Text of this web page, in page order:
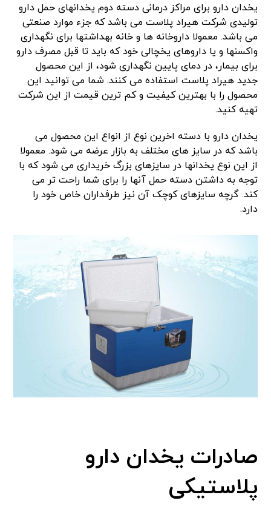
یخدان دارو برای مراکز درمانی دسته دوم یخدانهای حمل دارو
تولیدی شرکت هیراد پلاست می باشد که جزء موارد صنعتی
می باشد. معمولا داروخانه ها و خانه بهداشتها برای نگهداری
واکسنها و یا داروهای یخچالی خود که باید تا قبل مصرف دارو
برای بیمار، در دمای پایین نگهداری شود، از این محصول
جدید هیراد پلاست استفاده می کنند. شما می توانید این
محصول را با بهترین کیفیت و کم ترین قیمت از این شرکت
تهیه کنید.
یخدان دارو با دسته اخرین نوع از انواع این محصول می
باشد که در سایز های مختلف به بازار عرضه می شود. معمولا
از این نوع یخدانها در سایزهای بزرگ خریداری می شود که با
توجه به داشتن دسته حمل آنها را برای شما راحت تر می
کند. گرچه سایزهای کوچک آن نیز طرفداران خاص خود را
دارد.
صادرات یخدان دارو
پلاستیکی